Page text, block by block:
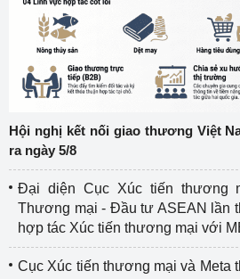
Hội nghị kết nối giao thương Việt
ra ngày 5/8
Đại diện Cục Xúc tiến thương
Thương mại - Đầu tư ASEAN lần
hợp tác Xúc tiến thương mại với
Cục Xúc tiến thương mại và Meta